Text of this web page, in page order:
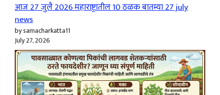
आज 27 जुलै 2026 महाराष्ट्रातील 10 ठळक बातम्या 27 july
news
by samacharkatta11
July 27, 2026